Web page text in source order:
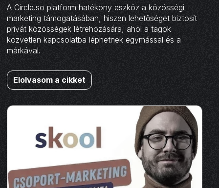
A Circle.so platform hatékony eszköz a közösségi
marketing támogatásában, hiszen lehetőséget biztosít
privát közösségek létrehozására, ahol a tagok
közvetlen kapcsolatba léphetnek egymással és a
márkával.
Elolvasom a cikket